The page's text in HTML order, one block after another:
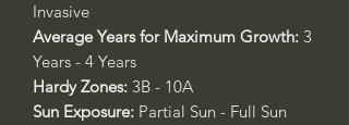
Invasive
Average Years for Maximum Growth: 3
Years - 4 Years
Hardy Zones: 3B - 10A
Sun Exposure: Partial Sun - Full Sun